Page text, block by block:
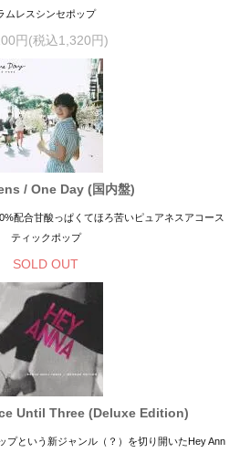
ムレスシンセポップ
円(税込1,320円)
/ One Day (国内盤)
配合甘酸っぱくてほろ苦いピュアネスアコース
ティックポップ
SOLD OUT
Until Three (Deluxe Edition)
プという新ジャンル（？）を切り開いたHey Ann